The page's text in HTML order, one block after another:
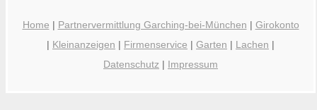
Home | Partnervermittlung Garching-bei-München | Girokonto
| Kleinanzeigen | Firmenservice | Garten | Lachen |
Datenschutz | Impressum